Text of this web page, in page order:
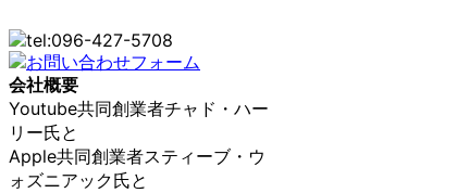
会社概要
Youtube共同創業者チャド・ハー
リー氏と
Apple共同創業者スティーブ・ウ
ォズニアック氏と